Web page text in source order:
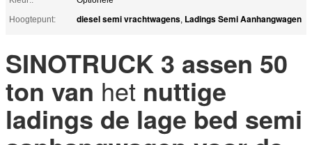
Hoogtepunt:
diesel semi vrachtwagens, Ladings Semi Aanhangwagen
SINOTRUCK 3 assen 50
ton van het nuttige
ladings de lage bed semi